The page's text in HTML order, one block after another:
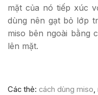
mặt của nó tiếp xúc
dùng nên gạt bỏ lớp
miso bên ngoài bằng
lên mặt.
Các thẻ: cách dùng miso,